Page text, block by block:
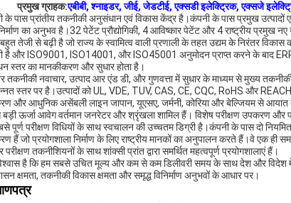
प्रमुख ग्राहक:एबीबी, श्नाइडर, जीई, जेडटीई, एक्सडी इलेक्ट्रिक, एक्सजे
के पास प्रांतीय तकनीकी अनुसंधान एवं विकास केंद्र है।कंपनी के पास प्रमुख उत्पादों
का अनुभव है।32 पेटेंट प्रौद्योगिकी, 4 आविष्कार पेटेंट और 4 राष्ट्रीय प्रमुख
तेजी से बढ़ी है जो राज्य के स्वामित्व वाली प्रणाली के तहत उद्यम के निरंतर
है और ISO9001, ISO14001, और ISO45001 अनुमोदन प्राप्त करने के बाद ERP
स्तर का मानकीकरण और सुधार होता है।
तकनीकी नवाचार, उत्पाद आर एंड डी, और गुणवत्ता में सुधार के माध्यम से मुख्य
स्तर पर है।उत्पादों को UL, VDE, TUV, CAS, CE, CQC, RoHS और
और आधुनिक असेंबली लाइन जापान, यूएसए, जर्मनी, कोरिया और बेल्जियम से आयात
ऊर्जा आवेग वर्तमान जनरेटर और श्रृंखला शामिल हैं। विशेष परीक्षण उपकरण और
पूर्ण परीक्षण विधियों के साथ स्वचालन की उच्चतम डिग्री है।कंपनी के पास दो
हैं जो प्रयोगशाला निर्माण के लिए राष्ट्रीय मानकों का अनुपालन करते हैं।वे एक ही
परीक्षण तकनीशियनों के साथ शांक्सी प्रांत द्वारा समर्थित महत्वपूर्ण प्रयोगशालाएं हैं।
है कि हम सबसे उचित मूल्य और कम से कम डिलीवरी समय के साथ देश और विदेश
क्षमता, तकनीकी विकास क्षमता और समृद्ध विनिर्माण अनुभवों के आधार पर।